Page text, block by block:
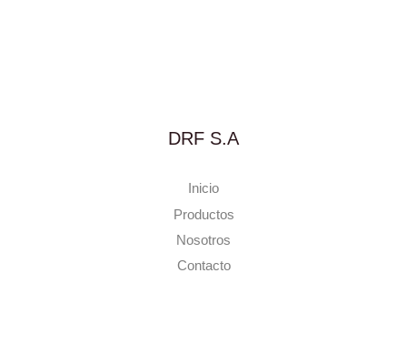
DRF S.A
Inicio
Productos
Nosotros
Contacto